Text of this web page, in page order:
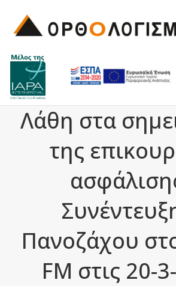
Λάθη στα
της
Πανοζάχου
FM στις 20-